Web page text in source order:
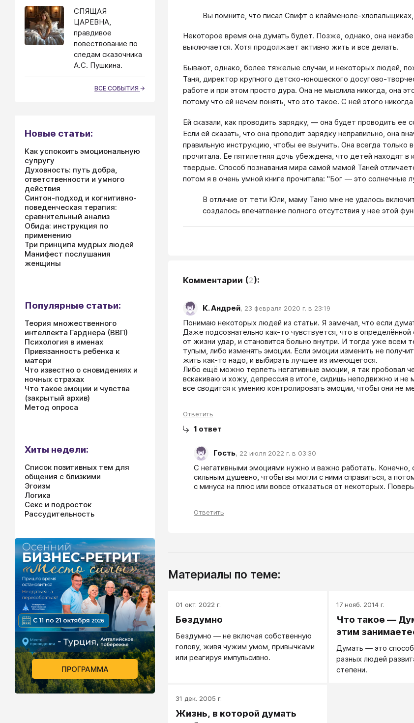
Вы помните, что писал Свифт о клайменоле-
Некоторое время она думать будет. Позже, однако, она
выключается. Хотя продолжает активно жить и все делать.
Бывают, однако, более тяжелые случаи, и некоторых людей,
Таня, директор крупного детско-юношеского досугово-
работе и при этом просто дура. Она не мыслила никогда, она
потому что ей нечем понять, что это такое. С ней этого
Ей сказали, как проводить зарядку, — она будет проводить ее
Если ей сказать, что она проводит зарядку неправильно, она
правильную инструкцию, чтобы ее выучить. Она всегда только
прочитала. Ее пятилетняя дочь убеждена, что детей находят
твердые. Способ познавания мира самой мамой Таней
потом я в очень умной книге прочитала: "Бог — это солнечные
В отличие от тети Юли, маму Таню мне не удалось
создалось впечатление полного отсутствия у нее этой
Комментарии (2):
К. Андрей, 23 февраля 2020 г. в 23:19
Понимаю некоторых людей из статьи. Я замечал, что если
Даже подсознательно как-то чувствуется, что в
от жизни удар, и становится больно внутри. И тогда уже всем
тупым, либо изменять эмоции. Если эмоции изменить не
жить как-то надо, и выбирать лучшее из имеющегося.
Либо ещё можно терпеть негативные эмоции, я так пробовал
вскакиваю и хожу, депрессия в итоге, сидишь неподвижно и
все сводится к умению контролировать эмоции, чтобы они не
Ответить
1 ответ
Гость, 22 июля 2022 г. в 03:30
С негативными эмоциями нужно и важно работать.
сильным душевно, чтобы вы могли с ними справиться, а
с минуса на плюс или вовсе отказаться от некоторых.
Ответить
Материалы по теме:
01 окт. 2022 г.
Бездумно
Бездумно — не включая собственную
голову, живя чужим умом, привычками
или реагируя импульсивно.
17 нояб. 2014 г.
Что такое —
этим
Думать — это
разных людей
степени.
31 дек. 2005 г.
Жизнь, в которой думать
СПЯЩАЯ
ЦАРЕВНА,
правдивое
повествование по
следам сказочника
А.С. Пушкина.
ВСЕ СОБЫТИЯ
Новые статьи:
Как успокоить эмоциональную
супругу
Духовность: путь добра,
ответственности и умного
действия
Синтон-подход и когнитивно-
поведенческая терапия:
сравнительный анализ
Обида: инструкция по
применению
Три принципа мудрых людей
Манифест послушания
женщины
Популярные статьи:
Теория множественного
интеллекта Гарднера (ВВП)
Психология в именах
Привязанность ребенка к
матери
Что известно о сновидениях и
ночных страхах
Что такое эмоции и чувства
(закрытый архив)
Метод опроса
Хиты недели:
Список позитивных тем для
общения с близкими
Эгоизм
Логика
Секс и подросток
Рассудительность
ПРОГРАММА